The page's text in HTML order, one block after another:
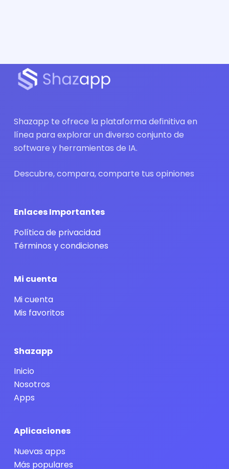
Shazapp te ofrece la plataforma definitiva en
línea para explorar un diverso conjunto de
software y herramientas de IA.
Descubre, compara, comparte tus opiniones
Enlaces Importantes
Política de privacidad
Términos y condiciones
Mi cuenta
Mi cuenta
Mis favoritos
Shazapp
Inicio
Nosotros
Apps
Aplicaciones
Nuevas apps
Más populares